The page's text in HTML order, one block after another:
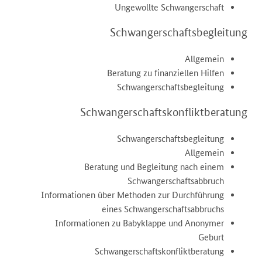
Ungewollte Schwangerschaft
Schwangerschaftsbegleitung
Allgemein
Beratung zu finanziellen Hilfen
Schwangerschaftsbegleitung
Schwangerschaftskonfliktberatung
Schwangerschaftsbegleitung
Allgemein
Beratung und Begleitung nach einem
Schwangerschaftsabbruch
Informationen über Methoden zur Durchführung
eines Schwangerschaftsabbruchs
Informationen zu Babyklappe und Anonymer
Geburt
Schwangerschaftskonfliktberatung